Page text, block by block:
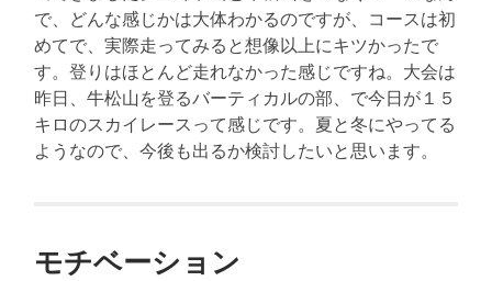
で、どんな感じかは大体わかるのですが、コースは初
めてで、実際走ってみると想像以上にキツかったで
す。登りはほとんど走れなかった感じですね。大会は
昨日、牛松山を登るバーティカルの部、で今日が１５
キロのスカイレースって感じです。夏と冬にやってる
ようなので、今後も出るか検討したいと思います。
モチベーション